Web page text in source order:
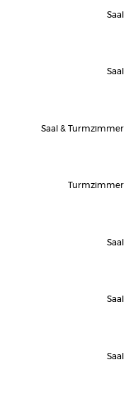
Saal
Saal
Saal & Turmzimmer
Turmzimmer
Saal
Saal
Saal